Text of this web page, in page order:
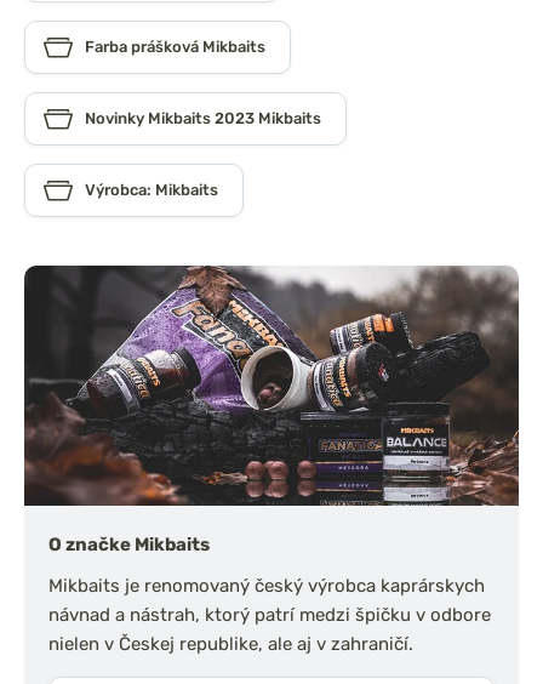
Farba prášková Mikbaits
Novinky Mikbaits 2023 Mikbaits
Výrobca: Mikbaits
O značke Mikbaits
Mikbaits je renomovaný český výrobca kaprárskych
návnad a nástrah, ktorý patrí medzi špičku v odbore
nielen v Českej republike, ale aj v zahraničí.